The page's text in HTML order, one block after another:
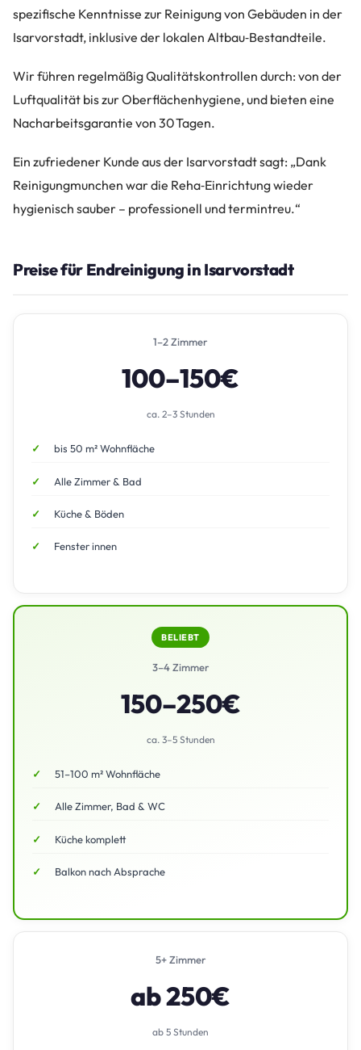
spezifische Kenntnisse zur Reinigung von Gebäuden in der
Isarvorstadt, inklusive der lokalen Altbau‑Bestandteile.
Wir führen regelmäßig Qualitätskontrollen durch: von der
Luftqualität bis zur Oberflächenhygiene, und bieten eine
Nacharbeitsgarantie von 30 Tagen.
Ein zufriedener Kunde aus der Isarvorstadt sagt: „Dank
Reinigungmunchen war die Reha‑Einrichtung wieder
hygienisch sauber – professionell und termintreu.“
Preise für Endreinigung in Isarvorstadt
1–2 Zimmer
100–150€
ca. 2–3 Stunden
bis 50 m² Wohnfläche
Alle Zimmer & Bad
Küche & Böden
Fenster innen
BELIEBT
3–4 Zimmer
150–250€
ca. 3–5 Stunden
51–100 m² Wohnfläche
Alle Zimmer, Bad & WC
Küche komplett
Balkon nach Absprache
5+ Zimmer
ab 250€
ab 5 Stunden